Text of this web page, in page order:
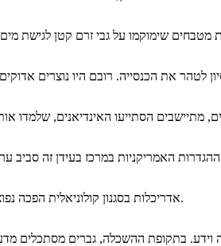
אדריכלות בסגנון קולוניאלית הפכה נפוצה יותר ככל שגדלה האוכלוסייה.